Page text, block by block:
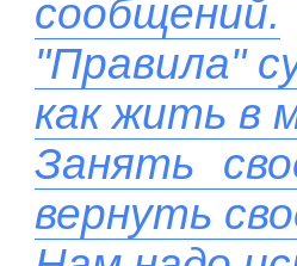
сообщений.
"Правила"
как жить в
Занять
вернуть